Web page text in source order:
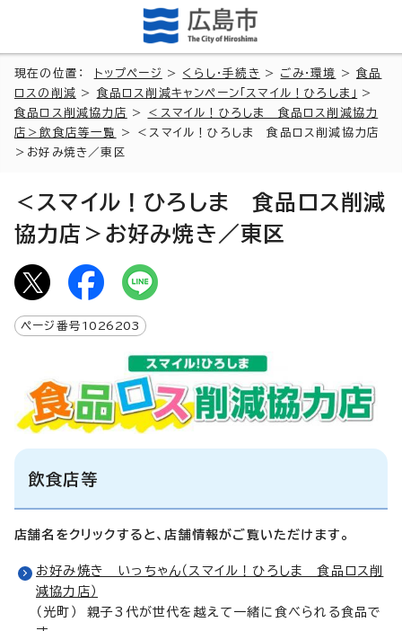
現在の位置： トップページ > くらし・手続き > ごみ・環境 >食品
ロスの削減 > 食品ロス削減キャンペーン「スマイル！ひろしま」
>
食品ロス削減協力店
>
＜スマイル！ひろしま 食品ロス削減協力
店＞飲食店等一覧
> ＜スマイル！ひろしま 食品ロス削減協力店
＞お好み焼き／東区
＜スマイル！ひろしま 食品ロス削減
協力店＞お好み焼き／東区
ページ番号 1026203
飲食店等
店舗名をクリックすると、店舗情報がご覧いただけます。
お好み焼き いっちゃん（スマイル！ひろしま 食品ロス削
減協力店）
（光町） 親子3代が世代を越えて一緒に食べられる食品で